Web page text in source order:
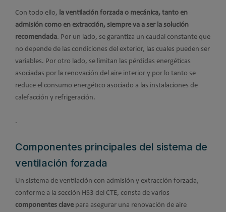
Con todo ello, la ventilación forzada o mecánica, tanto en
admisión como en extracción, siempre va a ser la solución
recomendada. Por un lado, se garantiza un caudal constante que
no depende de las condiciones del exterior, las cuales pueden ser
variables. Por otro lado, se limitan las pérdidas energéticas
asociadas por la renovación del aire interior y por lo tanto se
reduce el consumo energético asociado a las instalaciones de
calefacción y refrigeración.
.
Componentes principales del sistema de
ventilación forzada
Un sistema de ventilación con admisión y extracción forzada,
conforme a la sección HS3 del CTE, consta de varios
componentes clavepara asegurar una renovación de aire